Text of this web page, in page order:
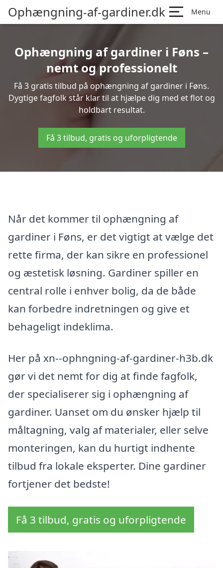
Ophængning-af-gardiner.dk Menu
Ophængning af gardiner i Føns –
nemt og professionelt
Få 3 gratis tilbud på ophængning af gardiner i Føns.
Dygtige fagfolk står klar til at hjælpe dig med et flot og
holdbart resultat.
Få 3 tilbud, gratis og uforpligtende
Når det kommer til ophængning af
gardiner i Føns, er det vigtigt at vælge det
rette firma, der kan sikre en professionel
og æstetisk løsning. Gardiner spiller en
central rolle i enhver bolig, da de både
kan forbedre indretningen og give et
behageligt indeklima.
Her på xn--ophngning-af-gardiner-h3b.dk
gør vi det nemt for dig at finde fagfolk,
der specialiserer sig i ophængning af
gardiner. Uanset om du ønsker hjælp til
måltagning, valg af materialer, eller selve
monteringen, kan du hurtigt indhente
tilbud fra lokale eksperter. Dine gardiner
fortjener det bedste!
Få 3 tilbud, gratis og uforpligtende